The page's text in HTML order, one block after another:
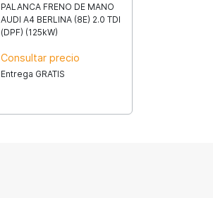
PALANCA FRENO DE MANO
AUDI A4 BERLINA (8E) 2.0 TDI
(DPF) (125kW)
Consultar precio
Entrega GRATIS